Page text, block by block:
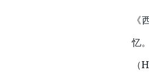
《
忆
（